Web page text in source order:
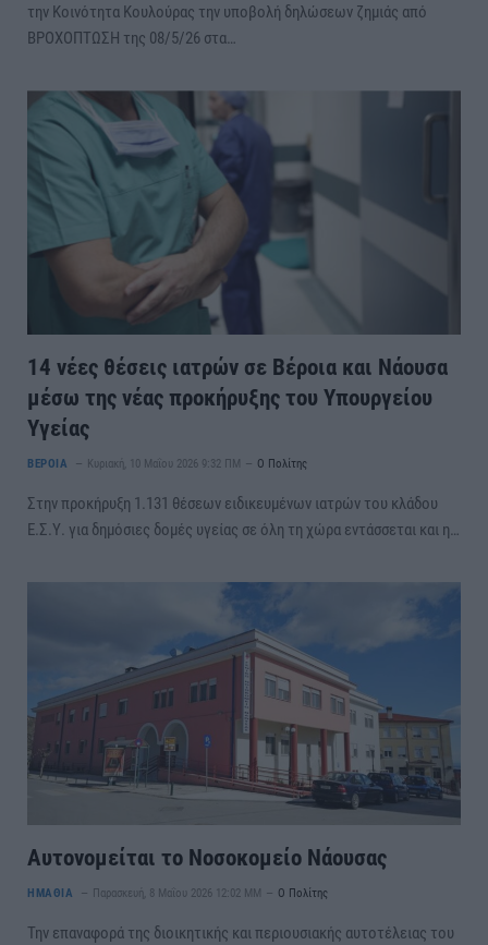
την Κοινότητα Κουλούρας την υποβολή δηλώσεων ζημιάς από
ΒΡΟΧΟΠΤΩΣΗ της 08/5/26 στα…
14 νέες θέσεις ιατρών σε Βέροια και Νάουσα
μέσω της νέας προκήρυξης του Υπουργείου
Υγείας
ΒΕΡΟΙΑ Κυριακή, 10 Μαΐου 2026 9:32 ΠΜ Ο Πολίτης
Στην προκήρυξη 1.131 θέσεων ειδικευμένων ιατρών του κλάδου
Ε.Σ.Υ. για δημόσιες δομές υγείας σε όλη τη χώρα εντάσσεται και η…
Αυτονομείται το Νοσοκομείο Νάουσας
ΗΜΑΘΙΑ Παρασκευή, 8 Μαΐου 2026 12:02 ΜΜ Ο Πολίτης
Την επαναφορά της διοικητικής και περιουσιακής αυτοτέλειας του